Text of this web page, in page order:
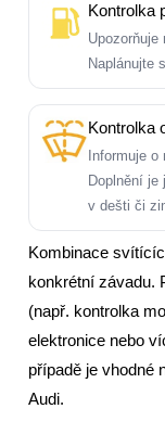
Kontrolka
Upozorňuje
Naplánujte
Kontrolka
Informuje
Doplnění je
v dešti či
Kombinace
konkrétní závadu.
(např. kontrolka
elektronice nebo
případě je vhodné
Audi.